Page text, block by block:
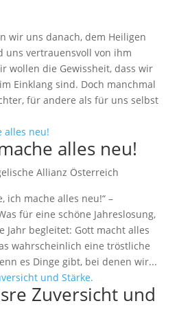
wir uns danach, dem Heiligen
uns vertrauensvoll von ihm
wollen die Gewissheit, dass wir
Einklang sind. Doch manchmal
für andere als für uns selbst
alles neu!
Allianz Österreich
ich mache alles neu!“ –
für eine schöne Jahreslosung,
Jahr begleitet: Gott macht alles
wahrscheinlich eine tröstliche
es Dinge gibt, bei denen wir...
Zuversicht und